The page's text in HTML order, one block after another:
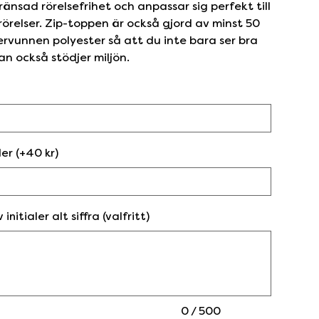
rörelsefrihet och anpassar sig perfekt till
Zip-toppen är också gjord av minst 50
polyester så att du inte bara ser bra
också stödjer miljön.
(+40 kr)
initialer alt siffra (valfritt)
0 / 500